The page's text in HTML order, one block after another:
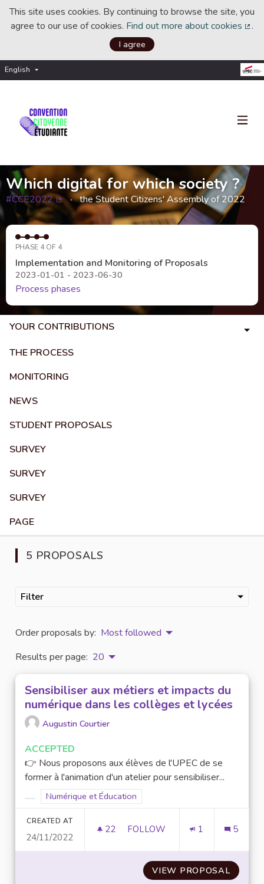
This site uses cookies. By continuing to browse the site, you
agree to our use of cookies. Find out more about cookies .
I agree
English Choisir la langue
Which digital for which society ?
#CCE2022
(External link)
the Student Citizens' Assembly of 2022
PHASE 4 OF 4
Implementation and Monitoring of Proposals
2023-01-01 - 2023-06-30
Process phases
YOUR CONTRIBUTIONS
THE PROCESS
MONITORING
NEWS
STUDENT PROPOSALS
SURVEY
SURVEY
SURVEY
PAGE
5 PROPOSALS
Filter
Order proposals by: Most followed
Results per page: 20
Sensibiliser aux métiers et impacts du
numérique dans les collèges et lycées
Augustin Courtier
ACCEPTED
👉 Nous proposons aux élèves de l'UPEC de se
former à l'animation d'un atelier pour sensibiliser...
Filter results for category:
Filter results for scope: Numérique et Éducation
Numérique et Éducation
CREATED AT
24/11/2022
22 22 FOLLOWERS
FOLLOW 1 5
VIEW PROPOSAL